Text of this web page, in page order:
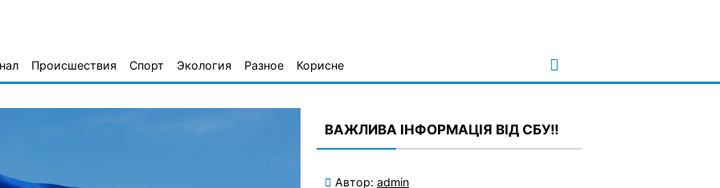
Происшествия Спорт Экология Разное Корисне
ВАЖЛИВА ІНФОРМАЦІЯ ВІД СБУ!!
Автор: admin